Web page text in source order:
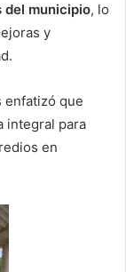
del municipio, lo
y
enfatizó que
integral para
en